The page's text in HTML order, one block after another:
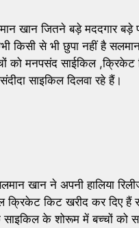
खान जितने बड़े मददगार बड़े
किसी से भी छुपा नहीं है
को मनपसंद साईकिल
साइकिल दिलवा रहे हैं।
खान ने अपनी हालिया
किट खरीद कर दिए हैं
साइकिल के शोरूम में बच्चों को